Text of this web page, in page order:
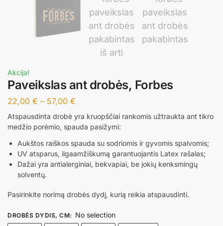
Akcija!
Paveikslas ant drobės, Forbes
22,00 € – 57,00 €
Atspausdinta drobė yra kruopščiai rankomis užtraukta ant tikro
medžio porėmio, spauda pasižymi:
Aukštos raiškos spauda su sodriomis ir gyvomis spalvomis;
UV atsparus, ilgaamžiškumą garantuojantis Latex rašalas;
Dažai yra antialerginiai, bekvapiai, be jokių kenksmingų
solventų.
Pasirinkite norimą drobės dydį, kurią reikia atspausdinti.
DROBĖS DYDIS, CM: No selection